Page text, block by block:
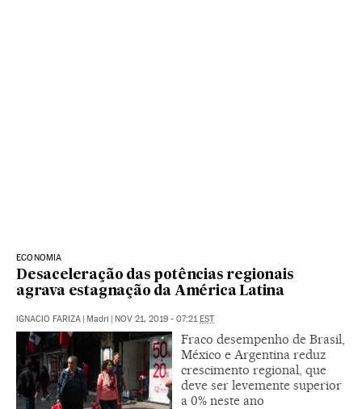
ECONOMIA
Desaceleração das potências regionais
agrava estagnação da América Latina
IGNACIO FARIZA | Madri | NOV 21, 2019 - 07:21EST
Fraco desempenho de Brasil,
México e Argentina reduz
crescimento regional, que
deve ser levemente superior
a 0% neste ano